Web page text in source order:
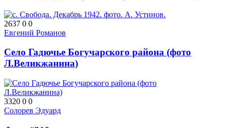
2637 0 0
Евгений Романов
Село Гадючье Богучарского района (фото
Л.Великжанина)
3320 0 0
Солорев Эдуард